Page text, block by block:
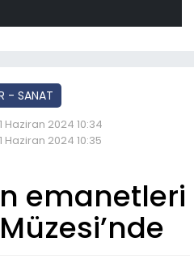
- SANAT
Haziran 2024 10:34
Haziran 2024 10:35
emanetleri